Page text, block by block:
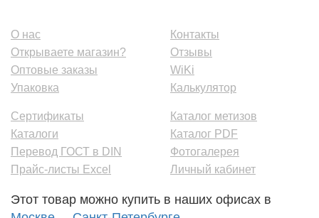
О нас
Открываете магазин?
Оптовые заказы
Упаковка
Контакты
Отзывы
WiKi
Калькулятор
Сертификаты
Каталоги
Перевод ГОСТ в DIN
Прайс-листы Excel
Каталог метизов
Каталог PDF
Фотогалерея
Личный кабинет
Этот товар можно купить в наших офисах в